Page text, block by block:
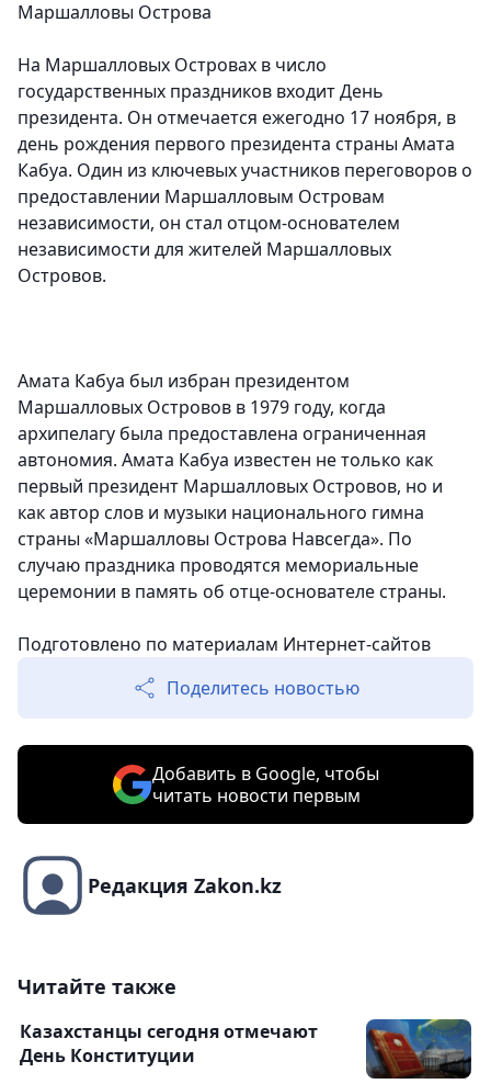
Маршалловы Острова
На Маршалловых Островах в число
государственных праздников входит День
президента. Он отмечается ежегодно 17 ноября, в
день рождения первого президента страны Амата
Кабуа. Один из ключевых участников переговоров о
предоставлении Маршалловым Островам
независимости, он стал отцом-основателем
независимости для жителей Маршалловых
Островов.
Амата Кабуа был избран президентом
Маршалловых Островов в 1979 году, когда
архипелагу была предоставлена ограниченная
автономия. Амата Кабуа известен не только как
первый президент Маршалловых Островов, но и
как автор слов и музыки национального гимна
страны «Маршалловы Острова Навсегда». По
случаю праздника проводятся мемориальные
церемонии в память об отце-основателе страны.
Подготовлено по материалам Интернет-сайтов
Поделитесь новостью
Добавить в Google, чтобы
читать новости первым
Редакция Zakon.kz
Читайте также
Казахстанцы сегодня отмечают
День Конституции